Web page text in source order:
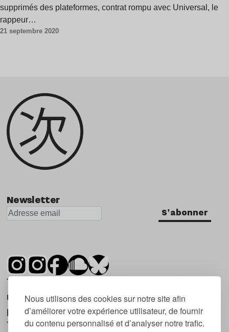
Nous utilisons des cookies sur notre site afin
d’améliorer votre expérience utilisateur, de fournir
du contenu personnalisé et d’analyser notre trafic.
supprimés des plateformes, contrat rompu avec Universal, le
rappeur…
21 septembre 2020
Newsletter
S'abonner
Tsugi est un mensuel indépendant sur la
musique et les nouvelles tendances, dont la
première parution date de 2007.
Tsugi en japonais signifie « prochain », « suivant